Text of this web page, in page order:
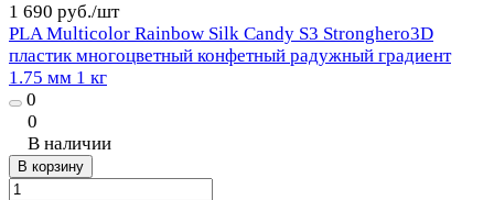
1 690 руб./шт
PLA Multicolor Rainbow Silk Candy S3 Stronghero3D
пластик многоцветный конфетный радужный градиент
1.75 мм 1 кг
0
0
В наличии
В корзину